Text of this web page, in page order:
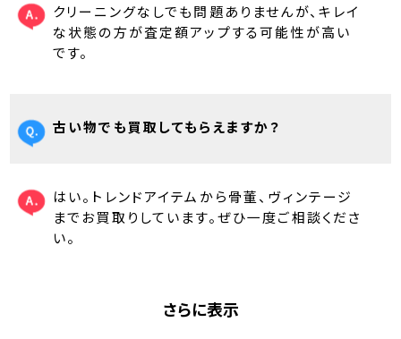
クリーニングなしでも問題ありませんが、キレイ
な状態の方が査定額アップする可能性が高い
です。
古い物でも買取してもらえますか？
はい。トレンドアイテムから骨董、ヴィンテージ
までお買取りしています。ぜひ一度ご相談くださ
い。
さらに表示